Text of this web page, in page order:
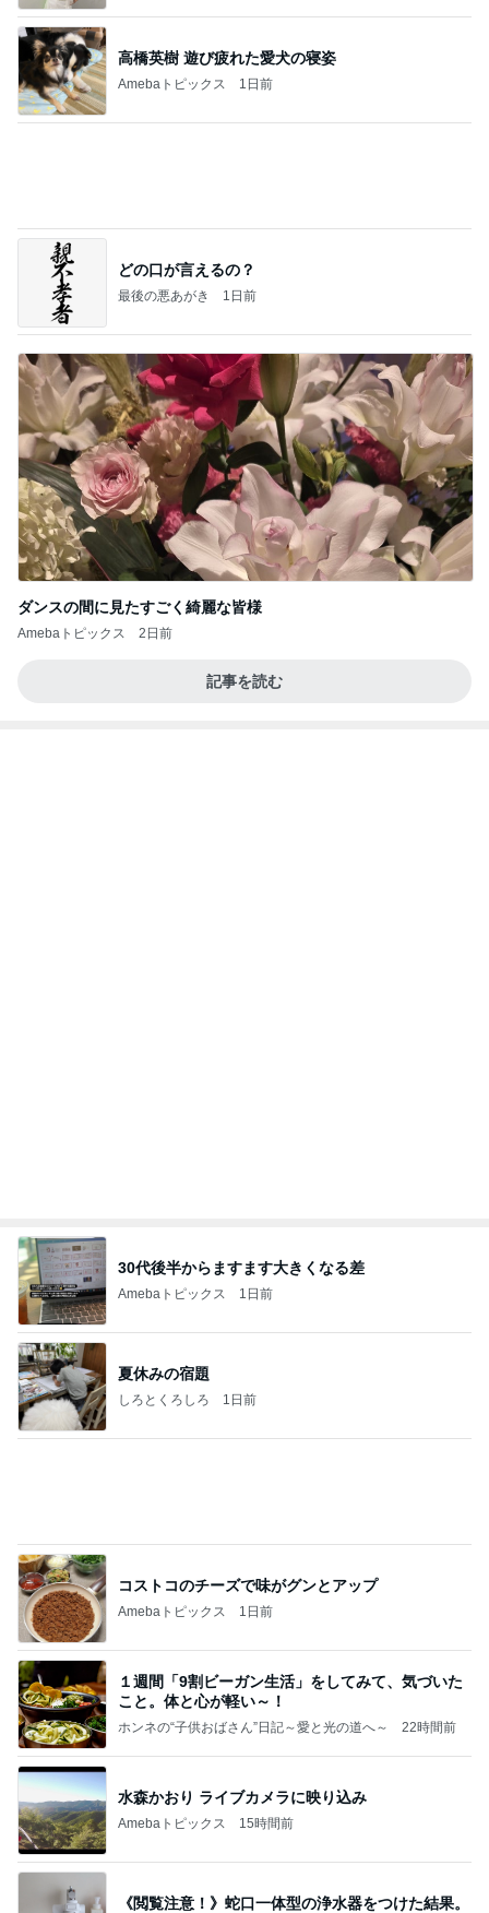
高橋英樹 遊び疲れた愛犬の寝姿
Amebaトピックス 1日前
どの口が言えるの？
最後の悪あがき 1日前
ダンスの間に見たすごく綺麗な皆様
Amebaトピックス 2日前
記事を読む
30代後半からますます大きくなる差
Amebaトピックス 1日前
夏休みの宿題
しろとくろしろ 1日前
コストコのチーズで味がグンとアップ
Amebaトピックス 1日前
１週間「9割ビーガン生活」をしてみて、気づいた
こと。体と心が軽い～！
ホンネの“子供おばさん”日記～愛と光の道へ～ 22時間前
水森かおり ライブカメラに映り込み
Amebaトピックス 15時間前
《閲覧注意！》蛇口一体型の浄水器をつけた結果。